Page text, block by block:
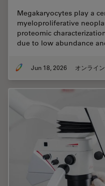
Megakaryocytes play a
myeloproliferative
proteomic
due to low abundance
Jun 18, 2026 オンライ